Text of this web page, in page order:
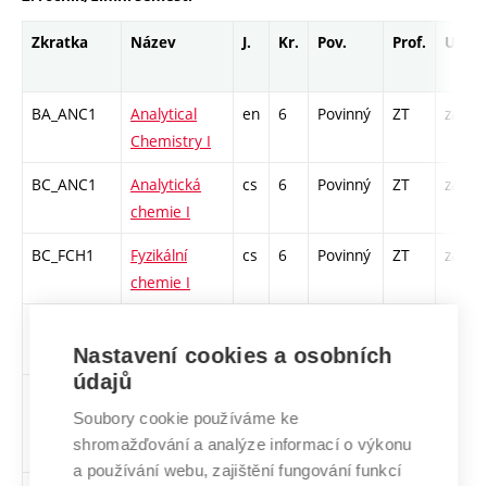
Zkratka Název J. Kr. Pov. Prof. Uk.
BA_ANC1
Analytical
Chemistry I
en 6 Povinný ZT zá,zk
BC_ANC1
Analytická
chemie I
cs 6 Povinný ZT zá,zk
BC_FCH1
Fyzikální
chemie I
cs 6 Povinný ZT zá,zk
chemie II
BC_ANC1_P
analytické
chemie I
Nastavení cookies a osobních
údajů
Soubory cookie používáme ke
shromažďování a analýze informací o výkonu
a používání webu, zajištění fungování funkcí